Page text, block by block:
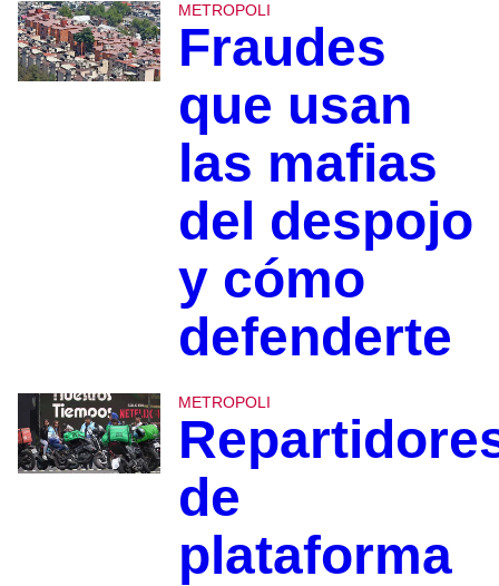
METROPOLI
Fraudes
que usan
las mafias
del despojo
y cómo
defenderte
METROPOLI
de
plataforma